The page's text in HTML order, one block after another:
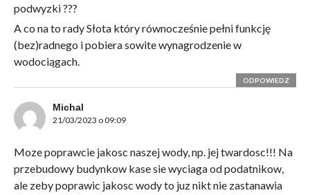
podwyzki ???
A co na to rady Słota który równocześnie pełni funkcję
(bez)radnego i pobiera sowite wynagrodzenie w
wodociągach.
ODPOWIEDZ
Michal
21/03/2023 o 09:09
Moze poprawcie jakosc naszej wody, np. jej twardosc!!! Na
przebudowy budynkow kase sie wyciaga od podatnikow,
ale zeby poprawic jakosc wody to juz nikt nie zastanawia